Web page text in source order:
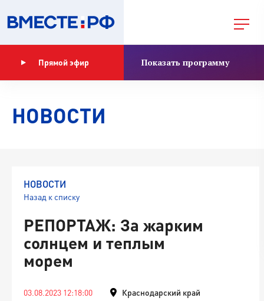
Прямой эфир Показать программу
НОВОСТИ
НОВОСТИ
Назад к списку
РЕПОРТАЖ: За жарким
солнцем и теплым
морем
03.08.2023 12:18:00 Краснодарский край